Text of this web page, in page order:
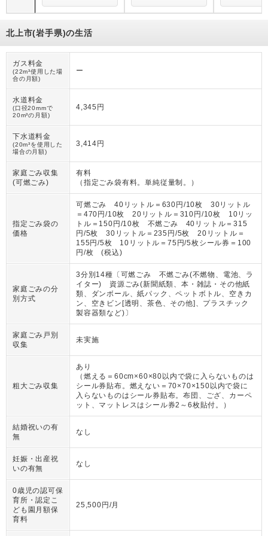
北上市(岩手県)の生活
ガス料金
(22m³使用した場
合の月額)
ー
水道料金
(口径20mmで
20m³の月額)
4,345円
下水道料金
(20m³を使用した
場合の月額)
3,414円
家庭ごみ収集
(可燃ごみ)
有料
（ 指定ごみ袋有料。単純従量制。 ）
指定ごみ袋の
価格
可燃ごみ 40リットル＝630円/10枚 30リットル
＝470円/10枚 20リットル＝310円/10枚 10リッ
トル＝150円/10枚 不燃ごみ 40リットル＝315
円/5枚 30リットル＝235円/5枚 20リットル＝
155円/5枚 10リットル＝75円/5枚シール券＝100
円/枚 (税込)
家庭ごみの分
別方式
3分別14種〔可燃ごみ 不燃ごみ(不燃物、電池、ラ
イター) 資源ごみ(新聞紙類、本・雑誌・その他紙
類、ダンボール、紙パック、ペットボトル、空きカ
ン、空きビン[透明、茶色、その他]、プラスチック
製容器類など)〕
家庭ごみ戸別
収集
未実施
粗大ごみ収集
あり
（ 燃える＝60cm×60×80以内で袋に入らないものは
シール券貼布。燃えない＝70×70×150以内で袋に
入らないものはシール券貼布。布団、ござ、カーペ
ット、マットレスはシール券2～6枚貼付。
）
結婚祝いの有
無
なし
妊娠・出産祝
いの有無
なし
0歳児の認可保
育所・認定こ
ども園月額保
育料
25,500円/月